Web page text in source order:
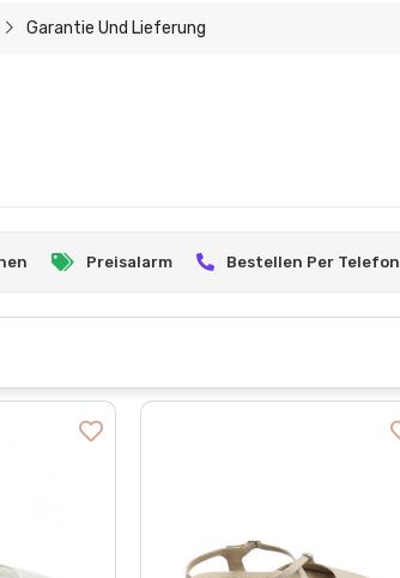
Garantie Und Lieferung
Preisalarm Bestellen Per Telefon